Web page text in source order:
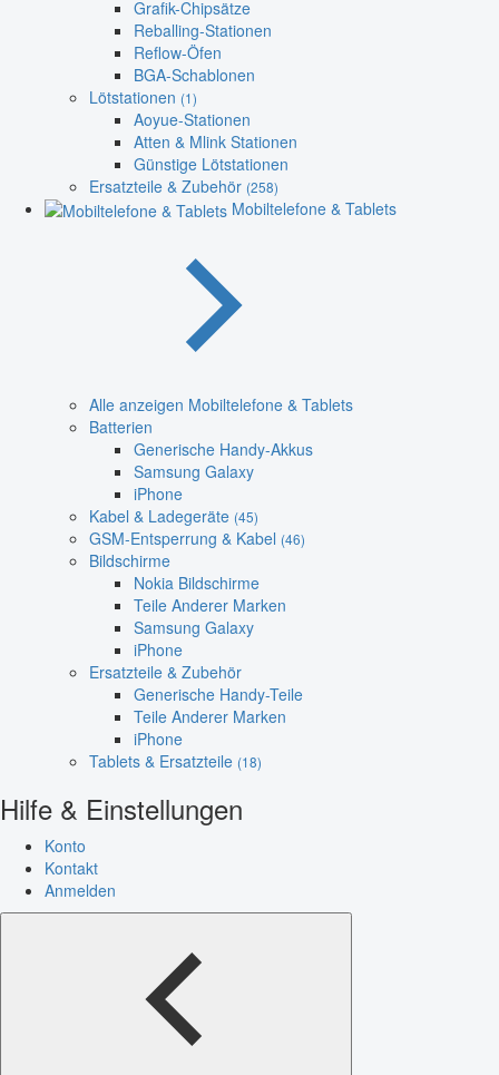
Grafik-Chipsätze
Reballing-Stationen
Reflow-Öfen
BGA-Schablonen
Lötstationen (1)
Aoyue-Stationen
Atten & Mlink Stationen
Günstige Lötstationen
Ersatzteile & Zubehör (258)
Mobiltelefone & Tablets
Alle anzeigen Mobiltelefone & Tablets
Batterien
Generische Handy-Akkus
Samsung Galaxy
iPhone
Kabel & Ladegeräte (45)
GSM-Entsperrung & Kabel (46)
Bildschirme
Nokia Bildschirme
Teile Anderer Marken
Samsung Galaxy
iPhone
Ersatzteile & Zubehör
Generische Handy-Teile
Teile Anderer Marken
iPhone
Tablets & Ersatzteile (18)
Hilfe & Einstellungen
Konto
Kontakt
Anmelden